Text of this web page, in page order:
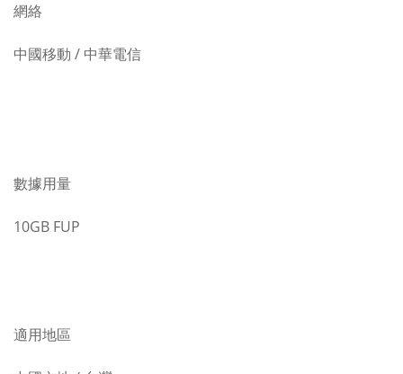
網絡
中國移動 / 中華電信
數據用量
10GB FUP
適用地區